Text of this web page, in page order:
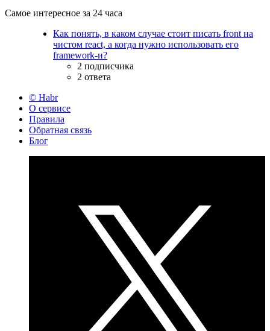
Самое интересное за 24 часа
Как понять, в каком случае стоит писать front на
чистом react, а когда нужно использовать его
framework-и?
2 подписчика
2 ответа
© Habr
О сервисе
Правила
Обратная связь
Блог